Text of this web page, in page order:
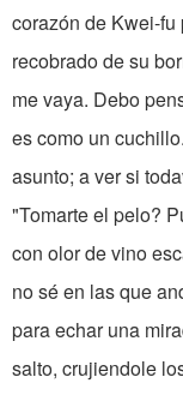
corazón de Kwei-fu
recobrado de su
me vaya. Debo
es como un
asunto; a ver si
"Tomarte el pelo?
con olor de vino
no sé en las que
para echar una
salto, crujiendole